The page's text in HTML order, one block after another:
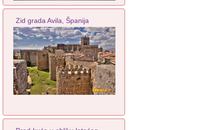
Zid grada Avila, Španija